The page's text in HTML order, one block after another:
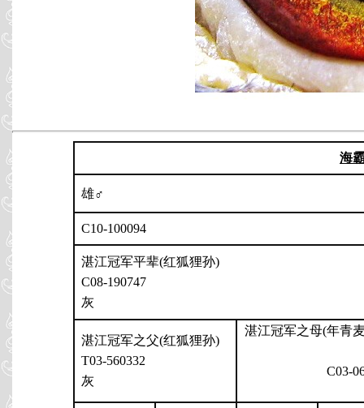
海
雄♂
C10-100094
湛江冠军平辈(红狐狸孙)
C08-190747
灰
湛江冠军之父(红狐狸孙)
T03-560332
灰
湛江冠军之母(年青
C03-